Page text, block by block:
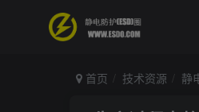
首页 技术资源 静